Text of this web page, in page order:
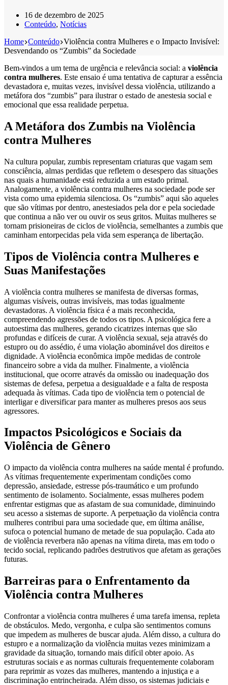
16 de dezembro de 2025
Conteúdo, Notícias
Home Conteúdo Violência contra Mulheres e o Impacto Invisível:
Desvendando os “Zumbis” da Sociedade
Bem-vindos a um tema de urgência e relevância social: a violência
contra mulheres. Este ensaio é uma tentativa de capturar a essência
devastadora e, muitas vezes, invisível dessa violência, utilizando a
metáfora dos “zumbis” para ilustrar o estado de anestesia social e
emocional que essa realidade perpetua.
A Metáfora dos Zumbis na Violência
contra Mulheres
Na cultura popular, zumbis representam criaturas que vagam sem
consciência, almas perdidas que refletem o desespero das situações
nas quais a humanidade está reduzida a um estado primal.
Analogamente, a violência contra mulheres na sociedade pode ser
vista como uma epidemia silenciosa. Os “zumbis” aqui são aqueles
que são vítimas por dentro, anestesiados pela dor e pela sociedade
que continua a não ver ou ouvir os seus gritos. Muitas mulheres se
tornam prisioneiras de ciclos de violência, semelhantes a zumbis que
caminham entorpecidas pela vida sem esperança de libertação.
Tipos de Violência contra Mulheres e
Suas Manifestações
A violência contra mulheres se manifesta de diversas formas,
algumas visíveis, outras invisíveis, mas todas igualmente
devastadoras. A violência física é a mais reconhecida,
compreendendo agressões de todos os tipos. A psicológica fere a
autoestima das mulheres, gerando cicatrizes internas que são
profundas e difíceis de curar. A violência sexual, seja através do
estupro ou do assédio, é uma violação abominável dos direitos e
dignidade. A violência econômica impõe medidas de controle
financeiro sobre a vida da mulher. Finalmente, a violência
institucional, que ocorre através da omissão ou inadequação dos
sistemas de defesa, perpetua a desigualdade e a falta de resposta
adequada às vítimas. Cada tipo de violência tem o potencial de
interligar e diversificar para manter as mulheres presos aos seus
agressores.
Impactos Psicológicos e Sociais da
Violência de Gênero
O impacto da violência contra mulheres na saúde mental é profundo.
As vítimas frequentemente experimentam condições como
depressão, ansiedade, estresse pós-traumático e um profundo
sentimento de isolamento. Socialmente, essas mulheres podem
enfrentar estigmas que as afastam de sua comunidade, diminuindo
seu acesso a sistemas de suporte. A perpetuação da violência contra
mulheres contribui para uma sociedade que, em última análise,
sufoca o potencial humano de metade de sua população. Cada ato
de violência reverbera não apenas na vítima direta, mas em todo o
tecido social, replicando padrões destrutivos que afetam as gerações
futuras.
Barreiras para o Enfrentamento da
Violência contra Mulheres
Confrontar a violência contra mulheres é uma tarefa imensa, repleta
de obstáculos. Medo, vergonha, e culpa são sentimentos comuns
que impedem as mulheres de buscar ajuda. Além disso, a cultura do
estupro e a normalização da violência muitas vezes minimizam a
gravidade da situação, tornando mais difícil obter apoio. As
estruturas sociais e as normas culturais frequentemente colaboram
para reprimir as vozes das mulheres, mantendo a injustiça e a
discriminação entrincheirada. Além disso, os sistemas judiciais e